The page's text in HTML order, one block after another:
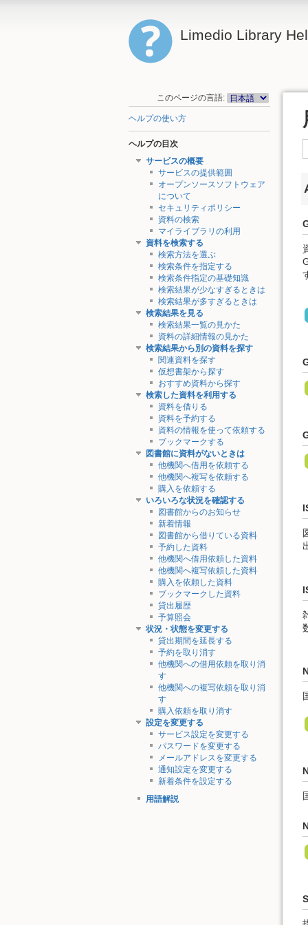
Limedio Library
このページの言語:
ヘルプの使い方
ヘルプの目次
サービスの概要
サービスの提供範囲
オープンソースソフトウェア
について
セキュリティポリシー
資料の検索
マイライブラリの利用
資料を検索する
検索方法を選ぶ
検索条件を指定する
検索条件指定の基礎知識
検索結果が少なすぎるときは
検索結果が多すぎるときは
検索結果を見る
検索結果一覧の見かた
資料の詳細情報の見かた
検索結果から別の資料を探す
関連資料を探す
仮想書架から探す
おすすめ資料から探す
検索した資料を利用する
資料を借りる
資料を予約する
資料の情報を使って依頼する
ブックマークする
図書館に資料がないときは
他機関へ借用を依頼する
他機関へ複写を依頼する
購入を依頼する
いろいろな状況を確認する
図書館からのお知らせ
新着情報
図書館から借りている資料
予約した資料
他機関へ借用依頼した資料
他機関へ複写依頼した資料
購入を依頼した資料
ブックマークした資料
貸出履歴
予算照会
状況・状態を変更する
貸出期間を延長する
予約を取り消す
他機関への借用依頼を取り消
す
他機関への複写依頼を取り消
す
購入依頼を取り消す
設定を変更する
サービス設定を変更する
パスワードを変更する
メールアドレスを変更する
通知設定を変更する
新着条件を設定する
用語解説